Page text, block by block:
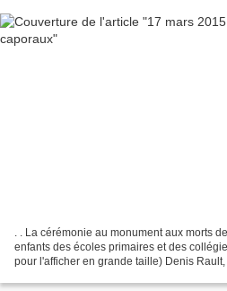
. . La cérémonie au monument aux morts
enfants des écoles primaires et des
pour l'afficher en grande taille) Denis